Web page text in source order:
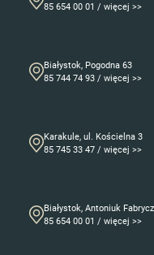
85 654 00 01 / więcej >>
Białystok, Pogodna 63
85 744 74 93 / więcej >>
Karakule, ul. Kościelna 3
85 745 33 47 / więcej >>
Białystok, Antoniuk
85 654 00 01 / więcej >>